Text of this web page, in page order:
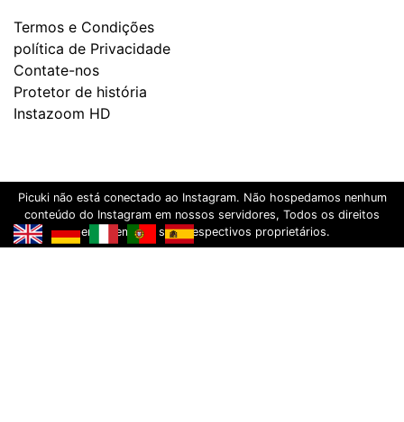
Termos e Condições
política de Privacidade
Contate-nos
Protetor de história
Instazoom HD
Picuki não está conectado ao Instagram. Não hospedamos nenhum
conteúdo do Instagram em nossos servidores, Todos os direitos
pertencem aos seus respectivos proprietários.